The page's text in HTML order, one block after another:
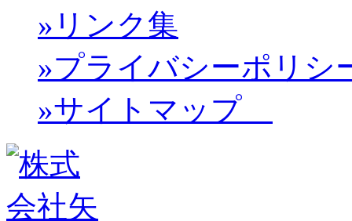
»リンク集
»プライバシーポリシ
»サイトマップ